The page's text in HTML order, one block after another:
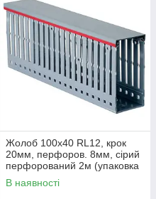
Жолоб 100х40 RL12, крок
20мм, перфоров. 8мм, сірий
перфорований 2м (упаковка
16м) DKC
В наявності